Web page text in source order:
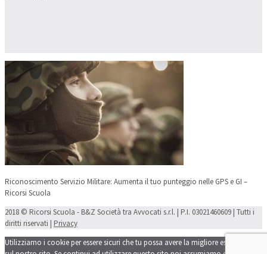
Riconoscimento Servizio Militare: Aumenta il tuo punteggio nelle GPS e GI –
Ricorsi Scuola
2018 © Ricorsi Scuola - B&Z Società tra Avvocati s.r.l. | P.I. 03021460609 | Tutti i
diritti riservati | Privacy
Utilizziamo i cookie per essere sicuri che tu possa avere la migliore esperienza